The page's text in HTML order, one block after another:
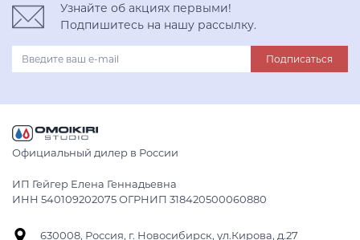
Узнайте об акциях первыми!
Подпишитесь на нашу рассылку.
Подписаться
Официальный дилер в России
ИП Гейгер Елена Геннадьевна
ИНН 540109202075 ОГРНИП 318420500060880
630008, Россия, г. Новосибирск, ул.Кирова, д.27